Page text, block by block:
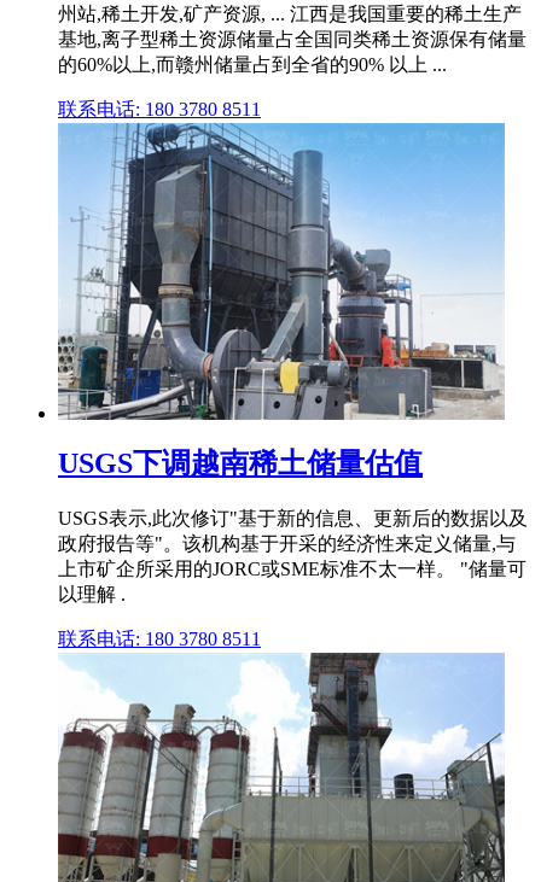
州站,稀土开发,矿产资源, ... 江西是我国重要的稀土生产
基地,离子型稀土资源储量占全国同类稀土资源保有储量
的60%以上,而赣州储量占到全省的90% 以上 ...
联系电话: 180 3780 8511
USGS下调越南稀土储量估值
USGS表示,此次修订"基于新的信息、更新后的数据以及
政府报告等"。该机构基于开采的经济性来定义储量,与
上市矿企所采用的JORC或SME标准不太一样。 "储量可
以理解 .
联系电话: 180 3780 8511